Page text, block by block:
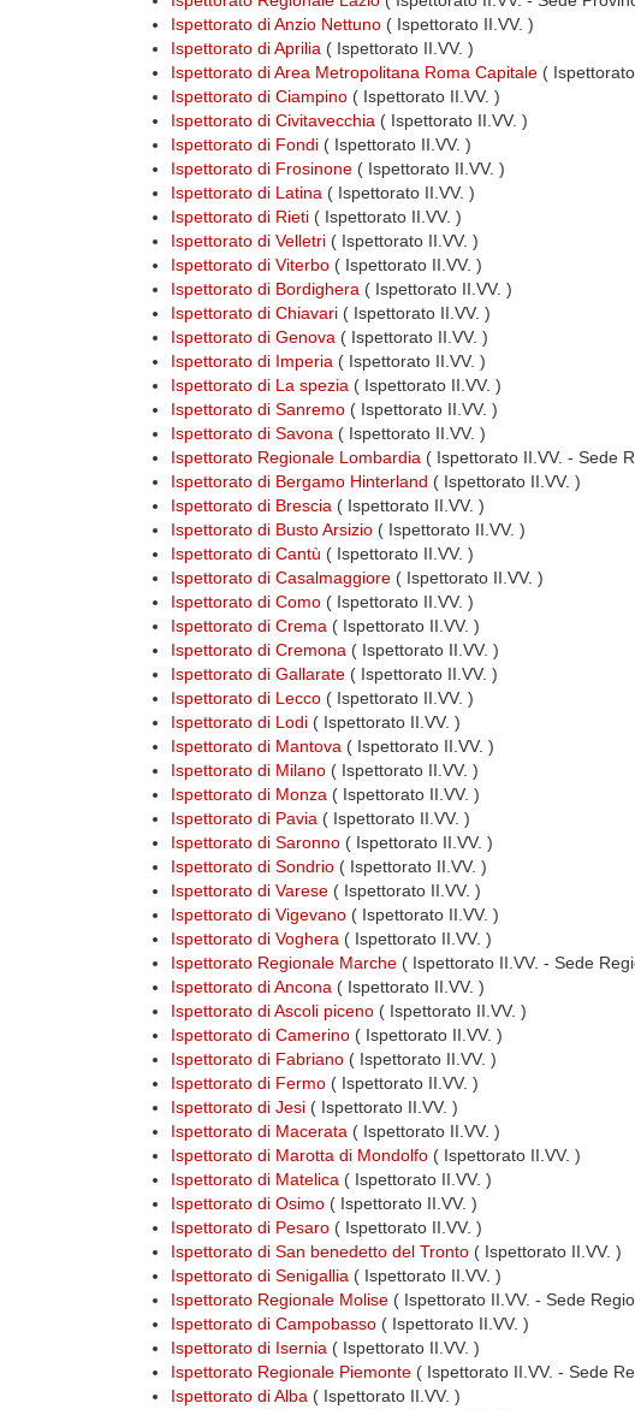
Ispettorato di Anzio Nettuno ( Ispettorato II.VV. )
Ispettorato di Aprilia ( Ispettorato II.VV. )
Ispettorato di Area Metropolitana Roma Capitale (
Ispettorato di Ciampino ( Ispettorato II.VV. )
Ispettorato di Civitavecchia ( Ispettorato II.VV. )
Ispettorato di Fondi ( Ispettorato II.VV. )
Ispettorato di Frosinone ( Ispettorato II.VV. )
Ispettorato di Latina ( Ispettorato II.VV. )
Ispettorato di Rieti ( Ispettorato II.VV. )
Ispettorato di Velletri ( Ispettorato II.VV. )
Ispettorato di Viterbo ( Ispettorato II.VV. )
Ispettorato di Bordighera ( Ispettorato II.VV. )
Ispettorato di Chiavari ( Ispettorato II.VV. )
Ispettorato di Genova ( Ispettorato II.VV. )
Ispettorato di Imperia ( Ispettorato II.VV. )
Ispettorato di La spezia ( Ispettorato II.VV. )
Ispettorato di Sanremo ( Ispettorato II.VV. )
Ispettorato di Savona ( Ispettorato II.VV. )
Ispettorato Regionale Lombardia ( Ispettorato II.VV. - Sede
Ispettorato di Bergamo Hinterland ( Ispettorato II.VV. )
Ispettorato di Brescia ( Ispettorato II.VV. )
Ispettorato di Busto Arsizio ( Ispettorato II.VV. )
Ispettorato di Cantù ( Ispettorato II.VV. )
Ispettorato di Casalmaggiore ( Ispettorato II.VV. )
Ispettorato di Como ( Ispettorato II.VV. )
Ispettorato di Crema ( Ispettorato II.VV. )
Ispettorato di Cremona ( Ispettorato II.VV. )
Ispettorato di Gallarate ( Ispettorato II.VV. )
Ispettorato di Lecco ( Ispettorato II.VV. )
Ispettorato di Lodi ( Ispettorato II.VV. )
Ispettorato di Mantova ( Ispettorato II.VV. )
Ispettorato di Milano ( Ispettorato II.VV. )
Ispettorato di Monza ( Ispettorato II.VV. )
Ispettorato di Pavia ( Ispettorato II.VV. )
Ispettorato di Saronno ( Ispettorato II.VV. )
Ispettorato di Sondrio ( Ispettorato II.VV. )
Ispettorato di Varese ( Ispettorato II.VV. )
Ispettorato di Vigevano ( Ispettorato II.VV. )
Ispettorato di Voghera ( Ispettorato II.VV. )
Ispettorato Regionale Marche ( Ispettorato II.VV. - Sede
Ispettorato di Ancona ( Ispettorato II.VV. )
Ispettorato di Ascoli piceno ( Ispettorato II.VV. )
Ispettorato di Camerino ( Ispettorato II.VV. )
Ispettorato di Fabriano ( Ispettorato II.VV. )
Ispettorato di Fermo ( Ispettorato II.VV. )
Ispettorato di Jesi ( Ispettorato II.VV. )
Ispettorato di Macerata ( Ispettorato II.VV. )
Ispettorato di Marotta di Mondolfo ( Ispettorato II.VV. )
Ispettorato di Matelica ( Ispettorato II.VV. )
Ispettorato di Osimo ( Ispettorato II.VV. )
Ispettorato di Pesaro ( Ispettorato II.VV. )
Ispettorato di San benedetto del Tronto ( Ispettorato II.VV. )
Ispettorato di Senigallia ( Ispettorato II.VV. )
Ispettorato Regionale Molise ( Ispettorato II.VV. - Sede
Ispettorato di Campobasso ( Ispettorato II.VV. )
Ispettorato di Isernia ( Ispettorato II.VV. )
Ispettorato Regionale Piemonte ( Ispettorato II.VV. - Sede
Ispettorato di Alba ( Ispettorato II.VV. )